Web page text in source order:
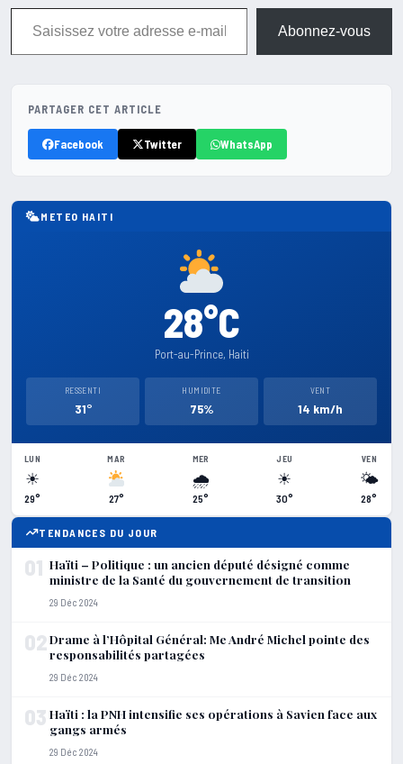
Saisissez votre adresse e-mail…
Abonnez-vous
PARTAGER CET ARTICLE
Facebook Twitter WhatsApp
METEO HAITI
28°C
Port-au-Prince, Haiti
RESSENTI
31°
HUMIDITE
75%
VENT
14 km/h
LUN
☀
29°
MAR
27°
MER
🌧
25°
JEU
☀
30°
VEN
🌤
28°
TENDANCES DU JOUR
01 Haïti – Politique : un ancien député désigné comme
ministre de la Santé du gouvernement de transition
29 Déc 2024
02Drame à l’Hôpital Général: Me André Michel pointe des
responsabilités partagées
29 Déc 2024
03 Haïti : la PNH intensifie ses opérations à Savien face aux
gangs armés
29 Déc 2024